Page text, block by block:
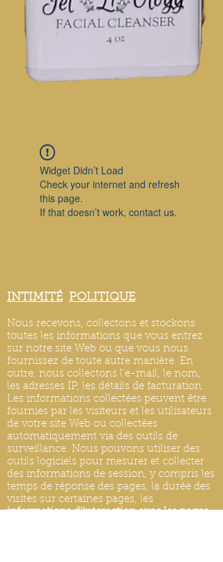
Widget Didn’t Load
Check your internet and refresh
this page.
If that doesn’t work, contact us.
INTIMITÉ POLITIQUE
Nous recevons, collectons et stockons
toutes les informations que vous entrez
sur notre site Web ou que vous nous
fournissez de toute autre manière. En
outre, nous collectons l'e-mail, le nom,
les adresses IP, les détails de facturation.
Les informations collectées peuvent être
fournies par les visiteurs et les utilisateurs
de votre site Web ou collectées
automatiquement via des outils de
surveillance. Nous pouvons utiliser des
outils logiciels pour mesurer et collecter
des informations de session, y compris les
temps de réponse des pages, la durée des
visites sur certaines pages, les
informations d'interaction avec les pages